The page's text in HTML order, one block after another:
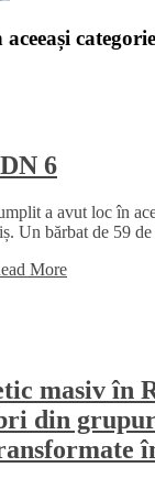
categorie
6
a avut loc în
Un bărbat de 59 de
More
masiv în
din